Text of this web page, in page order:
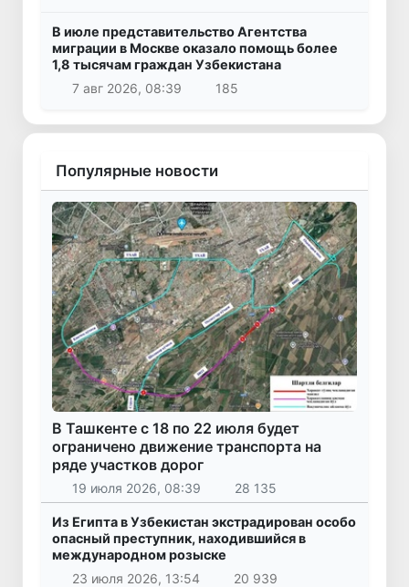
В июле представительство Агентства
миграции в Москве оказало помощь более
1,8 тысячам граждан Узбекистана
7 авг 2026, 08:39
185
Популярные новости
В Ташкенте с 18 по 22 июля будет
ограничено движение транспорта на
ряде участков дорог
19 июля 2026, 08:39 28 135
Из Египта в Узбекистан экстрадирован особо
опасный преступник, находившийся в
международном розыске
23 июля 2026, 13:54
20 939